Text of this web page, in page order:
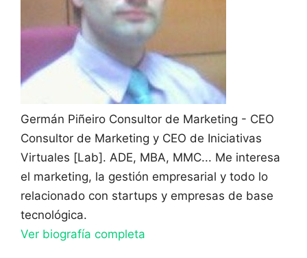
Germán Piñeiro Consultor de Marketing - CEO
Consultor de Marketing y CEO de Iniciativas
Virtuales [Lab]. ADE, MBA, MMC... Me interesa
el marketing, la gestión empresarial y todo lo
relacionado con startups y empresas de base
tecnológica.
Ver biografía completa